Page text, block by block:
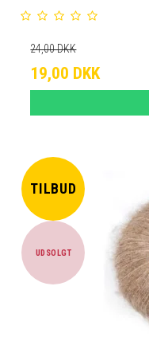
24,00 DKK
19,00 DKK
TILBUD
UDSOLGT